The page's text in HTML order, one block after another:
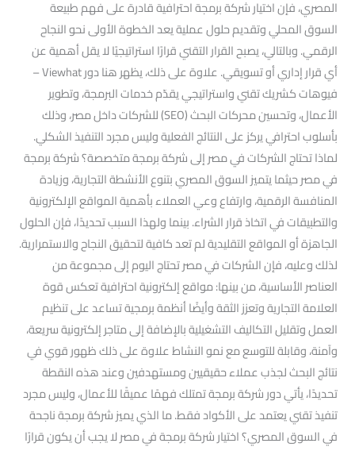
المصري، فإن اختيار شركة برمجة احترافية قادرة على فهم طبيعة
السوق المحلي وتقديم حلول عملية يعد الخطوة الأولى نحو النجاح
الرقمي. وبالتالي، يصبح القرار التقني قرارًا استراتيجيًا لا يقل أهمية عن
أي قرار إداري أو تسويقي. علاوة على ذلك، يظهر هنا دور Viewhat –
فيوهات كشريك تقني واستراتيجي يقدّم خدمات البرمجة، وتطوير
الأعمال، وتحسين محركات البحث (SEO) للشركات داخل مصر، وذلك
بأسلوب احترافي يركز على النتائج الفعلية وليس مجرد التنفيذ الشكلي.
لماذا تحتاج الشركات في مصر إلى شركة برمجة متخصصة؟ شركة برمجة
في مصر حيثما يتميز السوق المصري بتنوع الأنشطة التجارية، وزيادة
المنافسة الرقمية، وارتفاع وعي العملاء بأهمية المواقع الإلكترونية
والتطبيقات في اتخاذ قرار الشراء. بينما ولهذا السبب تحديدًا، فإن الحلول
الجاهزة أو المواقع التقليدية لم تعد كافية لتحقيق النجاح والاستمرارية.
لذلك وعليه، فإن الشركات في مصر تحتاج اليوم إلى مجموعة من
العناصر الأساسية، من بينها: مواقع إلكترونية احترافية تعكس قوة
العلامة التجارية وتعزز الثقة وأيضًا أنظمة برمجية تساعد على تنظيم
العمل وتقليل التكاليف التشغيلية بالإضافة إلى متاجر إلكترونية سريعة،
وآمنة، وقابلة للتوسع مع نمو النشاط علاوة على ذلك ظهور قوي في
نتائج البحث لجذب عملاء حقيقيين ومستهدفين وعند هذه النقطة
تحديدًا، يأتي دور شركة برمجة تمتلك فهمًا عميقًا للأعمال، وليس مجرد
تنفيذ تقني يعتمد على الأكواد فقط. ما الذي يميز شركة برمجة ناجحة
في السوق المصري؟ اختيار شركة برمجة في مصر لا يجب أن يكون قرارًا